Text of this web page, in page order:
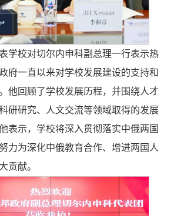
学校对切尔内申科副总理一行表示热
府一直以来对学校发展建设的支持和
他回顾了学校发展历程，并围绕人才
研研究、人文交流等领域取得的发展
表示，学校将深入贯彻落实中俄两国
力为深化中俄教育合作、增进两国人
贡献。